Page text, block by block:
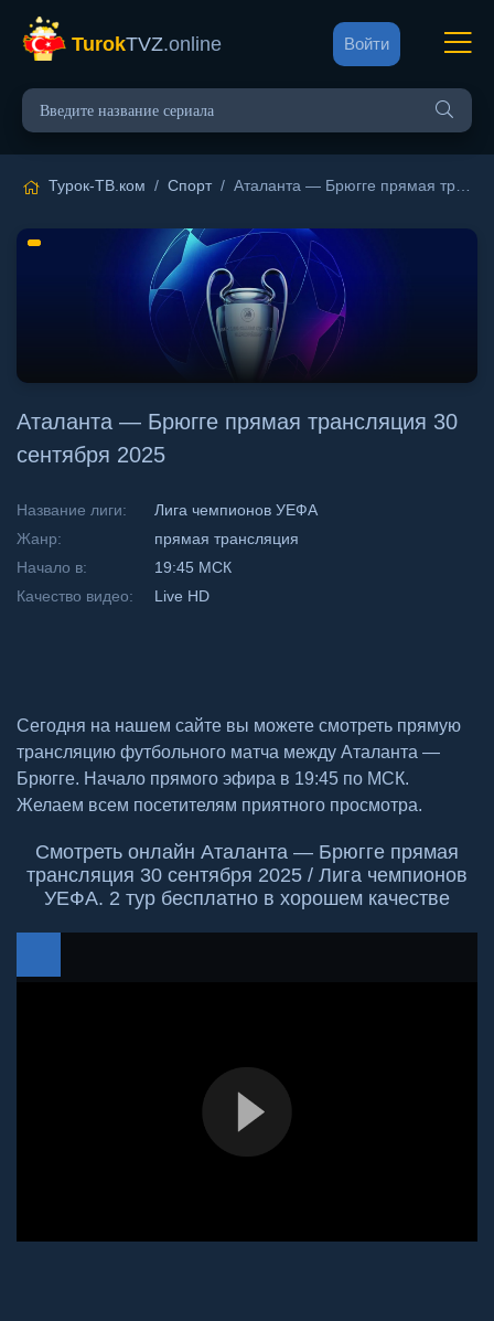
TurokTVZ.online Войти
Турок-ТВ.ком / Спорт/ Аталанта — Брюгге прямая трансляция 30 сентября 2025
Аталанта — Брюгге прямая трансляция 30
сентября 2025
Название лиги:
Лига чемпионов УЕФА
Жанр:
прямая трансляция
Начало в:
19:45 МСК
Качество видео:
Live HD
Сегодня на нашем сайте вы можете смотреть прямую
трансляцию футбольного матча между Аталанта —
Брюгге. Начало прямого эфира в 19:45 по МСК.
Желаем всем посетителям приятного просмотра.
Смотреть онлайн Аталанта — Брюгге прямая
трансляция 30 сентября 2025 / Лига чемпионов
УЕФА. 2 тур бесплатно в хорошем качестве